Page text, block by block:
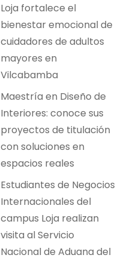
Loja fortalece el
bienestar emocional de
cuidadores de adultos
mayores en
Vilcabamba
Maestría en Diseño de
Interiores: conoce sus
proyectos de titulación
con soluciones en
espacios reales
Estudiantes de Negocios
Internacionales del
campus Loja realizan
visita al Servicio
Nacional de Aduana del